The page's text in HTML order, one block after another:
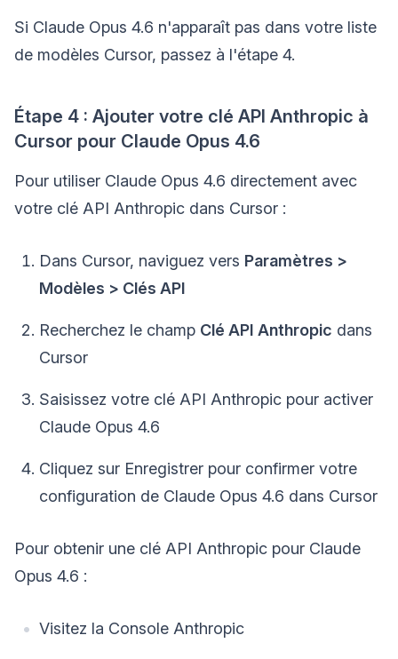
Si Claude Opus 4.6 n'apparaît pas dans votre liste
de modèles Cursor, passez à l'étape 4.
Étape 4 : Ajouter votre clé API Anthropic à
Cursor pour Claude Opus 4.6
Pour utiliser Claude Opus 4.6 directement avec
votre clé API Anthropic dans Cursor :
Dans Cursor, naviguez vers Paramètres >
Modèles > Clés API
Recherchez le champ Clé API Anthropic dans
Cursor
Saisissez votre clé API Anthropic pour activer
Claude Opus 4.6
Cliquez sur Enregistrer pour confirmer votre
configuration de Claude Opus 4.6 dans Cursor
Pour obtenir une clé API Anthropic pour Claude
Opus 4.6 :
Visitez la Console Anthropic